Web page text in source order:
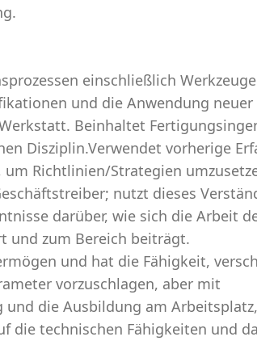
einschließlich
und die Anwendung neuer
Beinhaltet
Disziplin.Verwendet vorherige
Richtlinien/Strategien
nutzt dieses
darüber, wie sich die Arbeit
und zum Bereich beiträgt.
und hat die Fähigkeit,
vorzuschlagen, aber mit
die Ausbildung am
die technischen Fähigkeiten und